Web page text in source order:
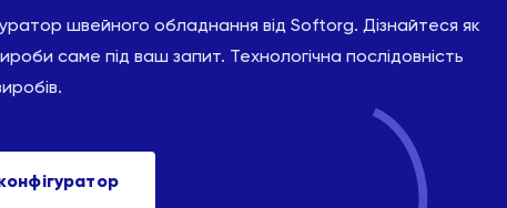
швейного обладнання від Softorg. Дізнайтеся як
саме під ваш запит. Технологічна послідовність